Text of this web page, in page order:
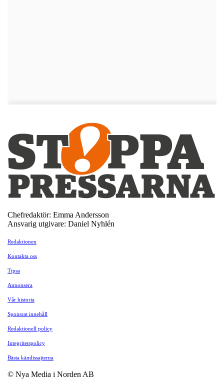
Chefredaktör: Emma Andersson
Ansvarig utgivare: Daniel Nyhlén
Redaktionen
Kontakta oss
Tipsa
Annonsera
Vår historia
Sponsrat innehåll
Redaktionell policy
Integritetspolicy
Bästa kändissajterna
© Nya Media i Norden AB